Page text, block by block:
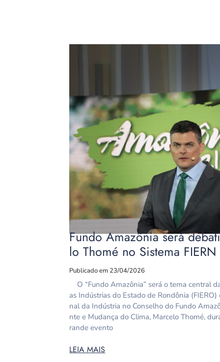
Fundo Amazônia será
lo Thomé no Sistema
Publicado em 23/04/2026
O “Fundo Amazônia” será o tema central
as Indústrias do Estado de Rondônia
nal da Indústria no Conselho do Fundo
nte e Mudança do Clima, Marcelo Thomé,
rande evento
LEIA MAIS